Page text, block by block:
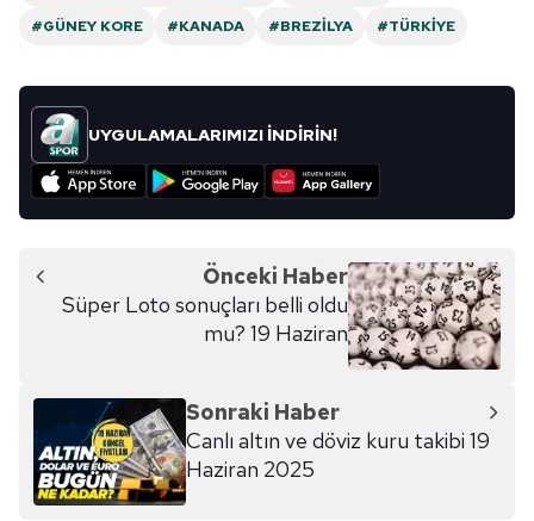
#GÜNEY KORE
#KANADA #BREZILYA #TÜRKIYE
UYGULAMALARIMIZI İNDİRİN!
Önceki Haber
Süper Loto sonuçları belli oldu
mu? 19 Haziran
Sonraki Haber
Canlı altın ve döviz kuru takibi 19
Haziran 2025